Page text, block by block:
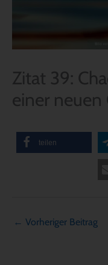
Zitat 39:
einer
teilen
← Vorheriger Beitrag